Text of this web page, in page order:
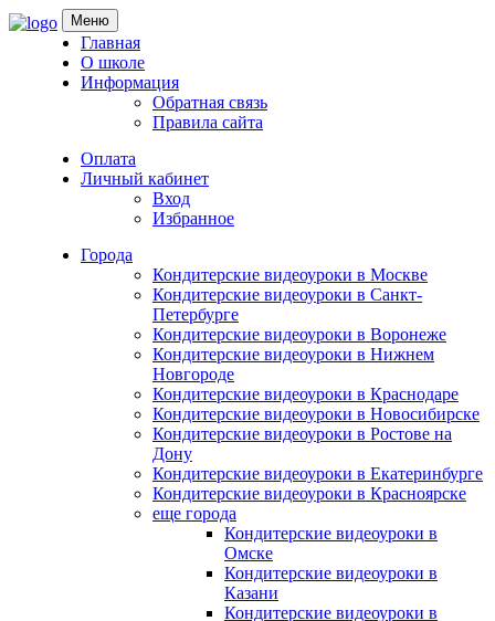
Skip
to
Меню
Главная
О школе
Информация
Обратная связь
Правила сайта
Оплата
Личный кабинет
Вход
Избранное
Города
Кондитерские видеоуроки в Москве
Кондитерские видеоуроки в Санкт-
Петербурге
Кондитерские видеоуроки в Воронеже
Кондитерские видеоуроки в Нижнем
Новгороде
Кондитерские видеоуроки в Краснодаре
Кондитерские видеоуроки в Новосибирске
Кондитерские видеоуроки в Ростове на
Дону
Кондитерские видеоуроки в Екатеринбурге
Кондитерские видеоуроки в Красноярске
еще города
Кондитерские видеоуроки в
Омске
Кондитерские видеоуроки в
Казани
Кондитерские видеоуроки в